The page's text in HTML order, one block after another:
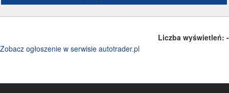
Liczba wyświetleń: -
Zobacz ogłoszenie w serwisie autotrader.pl